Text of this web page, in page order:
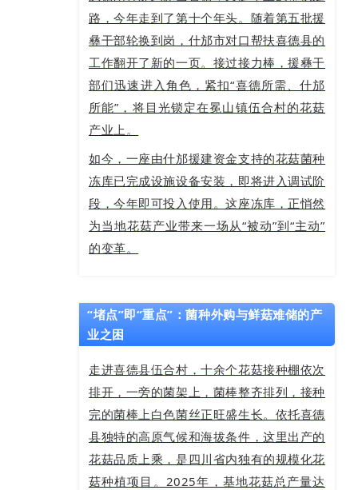
路，今年走到了第十个年头。随着第五批援
彝干部轮换到岗，什邡市对口帮扶喜德县的
工作翻开了新的一页。接过接力棒，援彝干
部们迅速进入角色，紧扣“喜德所需、什邡
所能”，将目光锁定在冕山镇伍合村的花菇
产业上。
如今，一座由什邡援建资金支持的花菇菌种
冻库已完成设施设备安装，即将进入调试阶
段，今年即可投入使用。这座冻库，正悄然
为当地花菇产业带来一场从“被动”到“主动”
的变革。
“堵点”即“重点”：菌种外购与鲜菇难储的产
业之困
走进喜德县伍合村，十余个花菇接种棚依次
排开，一旁的菌架上，菌棒整齐排列，接种
完的菌棒上白色菌丝正旺盛生长。依托喜德
县独特的高原气候和海拔条件，这里出产的
花菇品质上乘，是四川省内独有的规模化花
菇种植项目。2025年，基地花菇总产量达